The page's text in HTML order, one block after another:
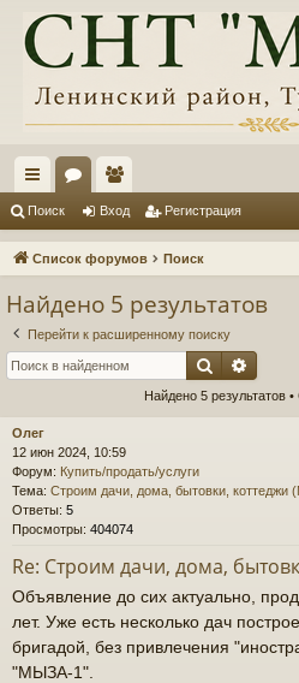
с
ы ум
ол
ьз
ел
Поиск Вход Регистрация
Список форумов Поиск
Найдено 5 результатов
Перейти к расширенному поиску
Поиск
Найдено 5 результатов
Олег
12 июн 2024, 10:59
Форум: Купить/продать/услуги
Тема: Строим дачи, дома, бытовки,
Ответы: 5
Просмотры: 404074
Re: Строим дачи, дома,
Объявление до сих актуально,
лет. Уже есть несколько дач
бригадой, без привлечения
"МЫЗА-1".